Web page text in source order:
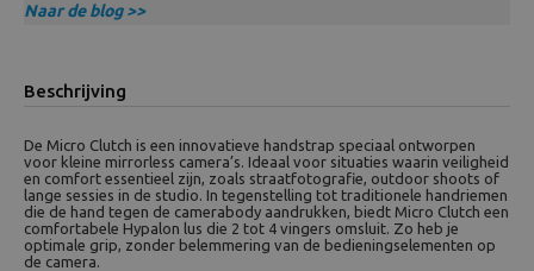
Naar de blog >>
Beschrijving
De Micro Clutch is een innovatieve handstrap speciaal ontworpen
voor kleine mirrorless camera’s. Ideaal voor situaties waarin veiligheid
en comfort essentieel zijn, zoals straatfotografie, outdoor shoots of
lange sessies in de studio. In tegenstelling tot traditionele handriemen
die de hand tegen de camerabody aandrukken, biedt Micro Clutch een
comfortabele Hypalon lus die 2 tot 4 vingers omsluit. Zo heb je
optimale grip, zonder belemmering van de bedieningselementen op
de camera.